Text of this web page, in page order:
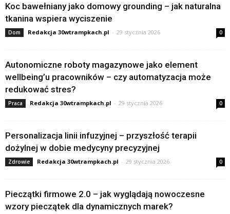
Koc bawełniany jako domowy grounding – jak naturalna
tkanina wspiera wyciszenie
Dom Redakcja 30wtrampkach.pl - 29 stycznia 2026 0
Autonomiczne roboty magazynowe jako element
wellbeing’u pracowników – czy automatyzacja może
redukować stres?
Praca Redakcja 30wtrampkach.pl - 29 stycznia 2026 0
Personalizacja linii infuzyjnej – przyszłość terapii
dożylnej w dobie medycyny precyzyjnej
Zdrowie Redakcja 30wtrampkach.pl - 29 stycznia 2026 0
Pieczątki firmowe 2.0 – jak wyglądają nowoczesne
wzory pieczątek dla dynamicznych marek?